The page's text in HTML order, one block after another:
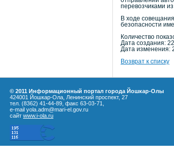
перевозчиками
В ходе
безопасности
Количество
Дата создания:
Дата изменения:
Возврат к списку
© 2011 Информационный портал города Йошкар-Олы
424001 Йошкар-Ола, Ленинский проспект, 27
тел. (8362) 41-44-89, факс 63-03-71,
e-mail yola.adm@mari-el.gov.ru
сайт www.i-ola.ru